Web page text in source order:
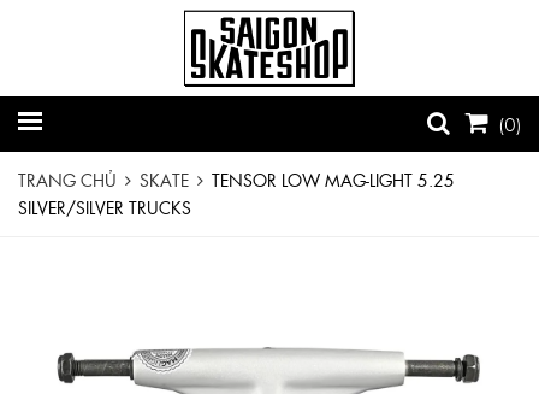
(0)
TRANG CHỦ SKATE
TENSOR LOW MAG-LIGHT 5.25
SILVER/SILVER TRUCKS